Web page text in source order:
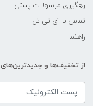
رهگیری مرسولات پستی
تماس با آی تی تل
راهنما
از تخفیف‌ها و